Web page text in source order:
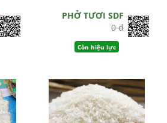
PHỞ TƯƠI SDF
0 đ
Còn hiệu lực